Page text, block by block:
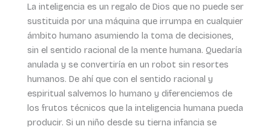
La inteligencia es un regalo de Dios que no puede ser
sustituida por una máquina que irrumpa en cualquier
ámbito humano asumiendo la toma de decisiones,
sin el sentido racional de la mente humana. Quedaría
anulada y se convertiría en un robot sin resortes
humanos. De ahí que con el sentido racional y
espiritual salvemos lo humano y diferenciemos de
los frutos técnicos que la inteligencia humana pueda
producir. Si un niño desde su tierna infancia se